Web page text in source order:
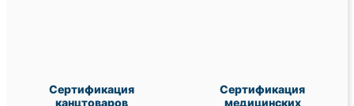
Сертификация
канцтоваров
Сертификация
медицинских